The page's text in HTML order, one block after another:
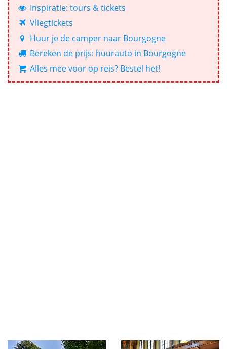
Inspiratie: tours & tickets
Vliegtickets
Huur je de camper naar Bourgogne
Bereken de prijs: huurauto in Bourgogne
Alles mee voor op reis? Bestel het!